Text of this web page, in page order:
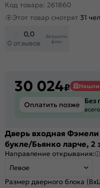
Код товара: 261860
Этот товар смотрят 31
0,0
0 отзывов
Загрузить
фото
30 024₽ Нашли
Оплатить позже Без
всего
Дверь входная
букле/Бьянко ларче, 2
Направление открывания:
Левое
Размер дверного блока